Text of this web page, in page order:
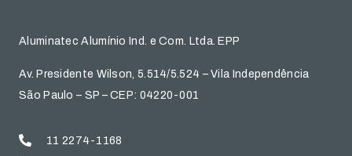
Aluminatec Alumínio Ind. e Com. Ltda. EPP
Av. Presidente Wilson, 5.514/5.524 – Vila Independência
São Paulo – SP – CEP: 04220-001
11 2274-1168